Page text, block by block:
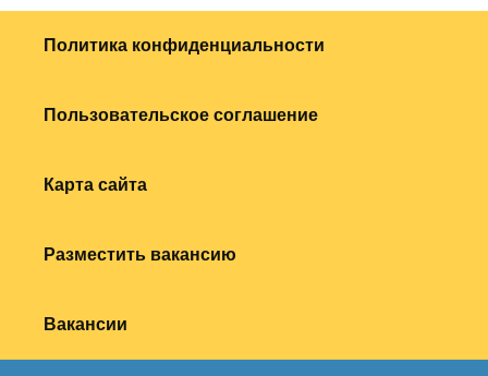
Политика конфиденциальности
Пользовательское соглашение
Карта сайта
Разместить вакансию
Вакансии